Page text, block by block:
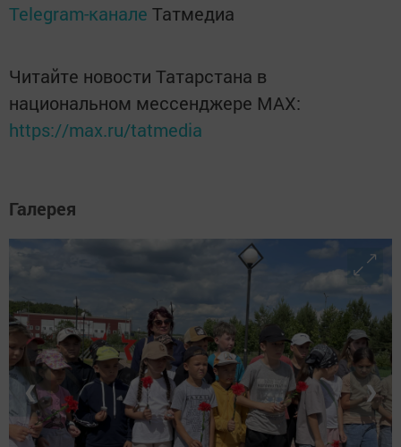
Telegram-канале Татмедиа
Читайте новости Татарстана в
национальном мессенджере MАХ:
https://max.ru/tatmedia
Галерея
❮ ❯